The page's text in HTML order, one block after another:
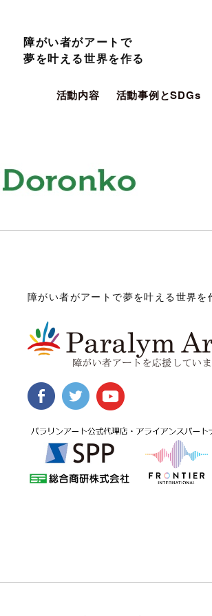
活動内容 活動事例とSDGs
障がい者がアートで
夢を叶える世界を作る
障がい者がアートで夢を叶える世界を